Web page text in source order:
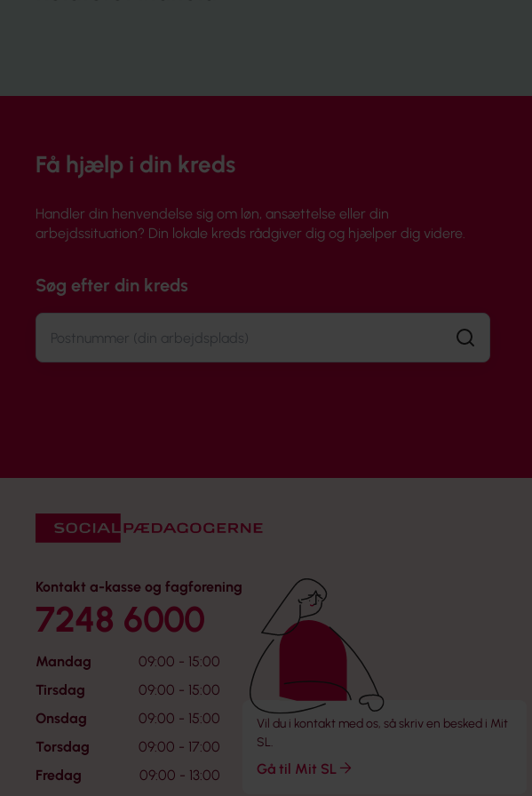
Få hjælp i din kreds
Handler din henvendelse sig om løn, ansættelse eller din
arbejdssituation? Din lokale kreds rådgiver dig og hjælper dig videre.
Søg efter din kreds
Søg
Kontakt a-kasse og fagforening
7248 6000
Mandag
09:00 - 15:00
Tirsdag
09:00 - 15:00
Onsdag
09:00 - 15:00
Torsdag
09:00 - 17:00
Fredag
09:00 - 13:00
Vil du i kontakt med os, så skriv en besked i Mit
SL.
Gå til Mit SL